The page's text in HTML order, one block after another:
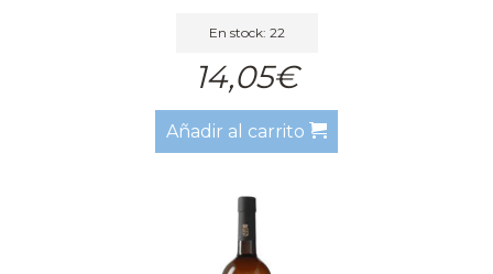
En stock: 22
14,05€
Añadir al carrito